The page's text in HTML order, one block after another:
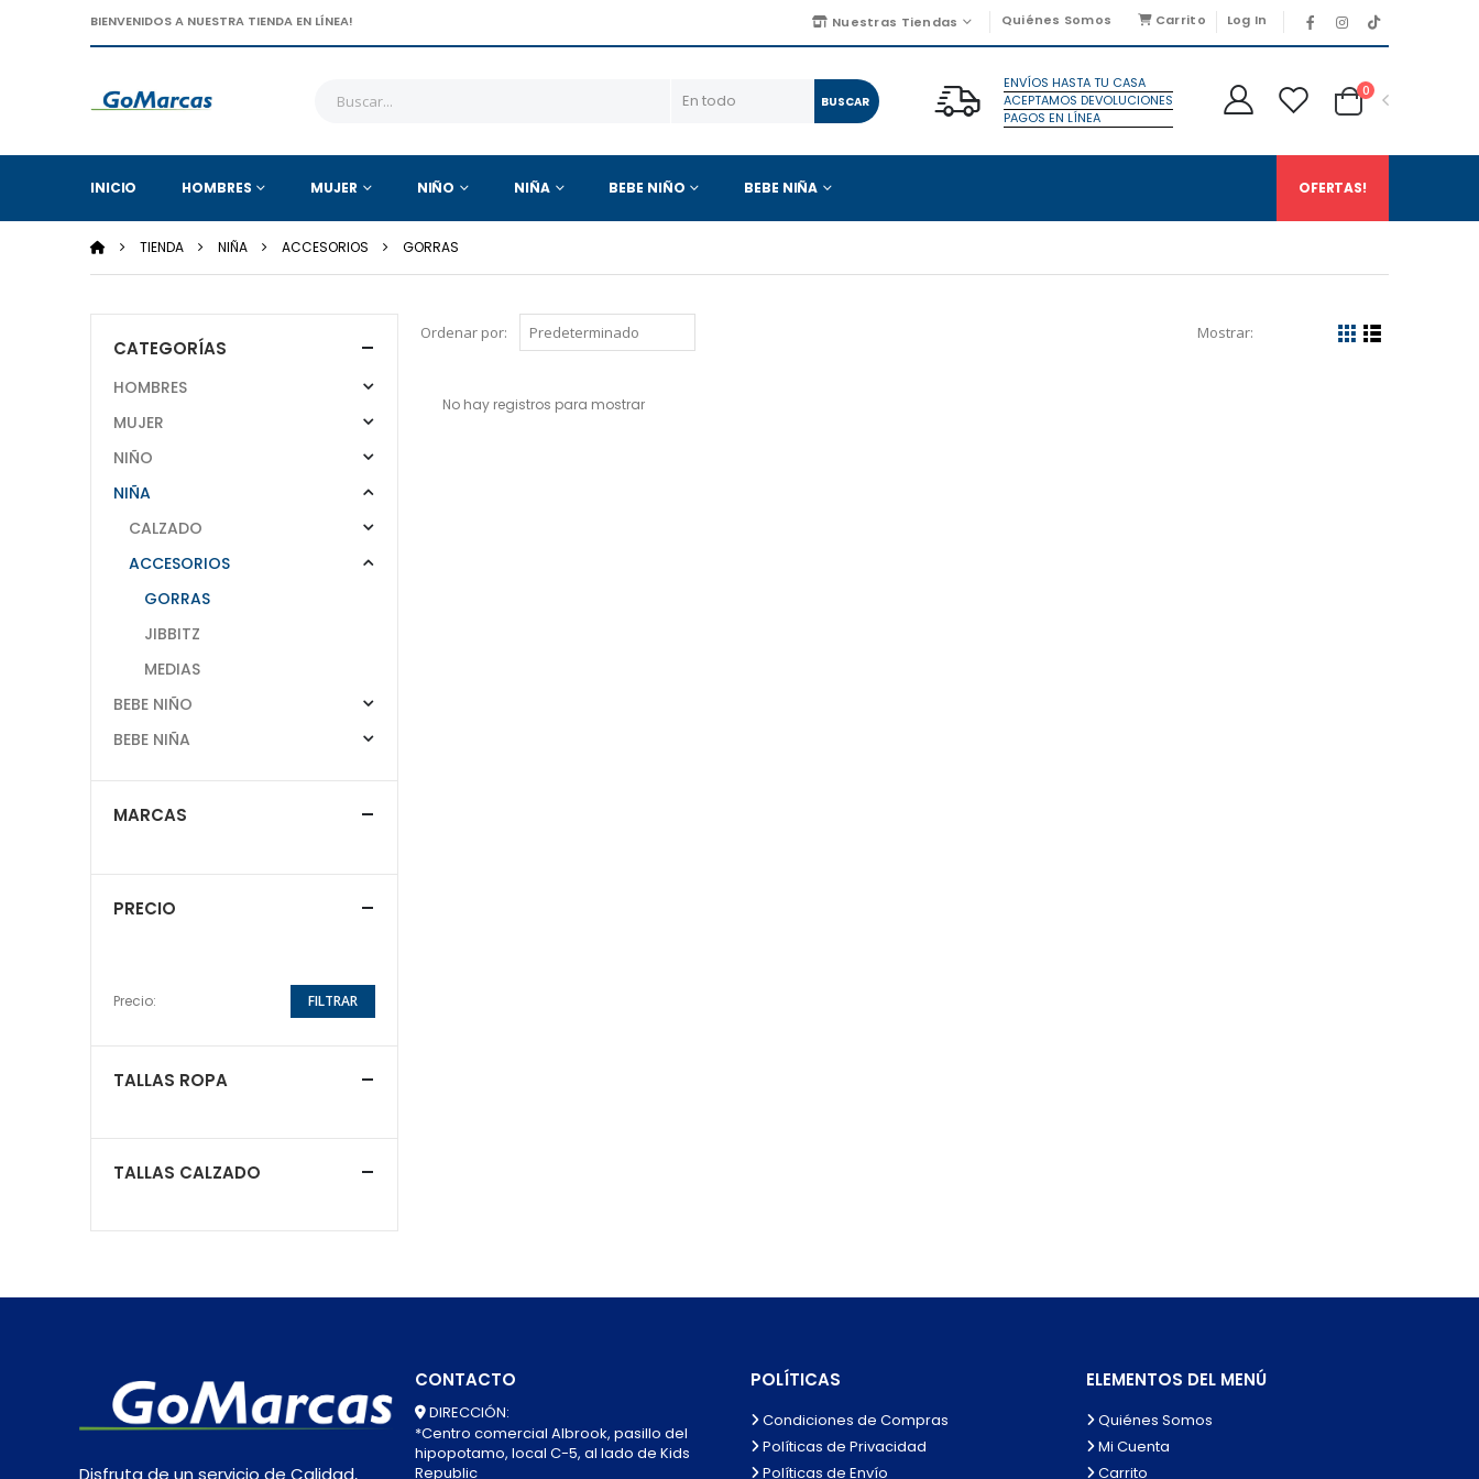
BIENVENIDOS A NUESTRA TIENDA EN LÍNEA! Nuestras Tiendas Quiénes Somos Carrito Log In
BUSCAR
ENVÍOS HASTA TU CASA
ACEPTAMOS DEVOLUCIONES
PAGOS EN LÍNEA
0
INICIO HOMBRES MUJER NIÑO NIÑA BEBE NIÑO BEBE NIÑA OFERTAS!
TIENDA NIÑA ACCESORIOS GORRAS
Ordenar por: Mostrar:
No hay registros para mostrar
CATEGORÍAS
HOMBRES
MUJER
NIÑO
NIÑA
CALZADO
ACCESORIOS
GORRAS
JIBBITZ
MEDIAS
BEBE NIÑO
BEBE NIÑA
MARCAS
PRECIO
Precio: FILTRAR
TALLAS ROPA
TALLAS CALZADO
Disfruta de un servicio de Calidad,
CONTACTO
DIRECCIÓN:
*Centro comercial Albrook, pasillo del
hipopotamo, local C-5, al lado de Kids
Republic
POLÍTICAS
Condiciones de Compras
Políticas de Privacidad
Políticas de Envío
ELEMENTOS DEL MENÚ
Quiénes Somos
Mi Cuenta
Carrito